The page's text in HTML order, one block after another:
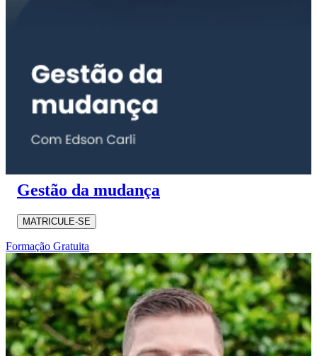
Gestão da mudança
MATRICULE-SE
Formação Gratuita